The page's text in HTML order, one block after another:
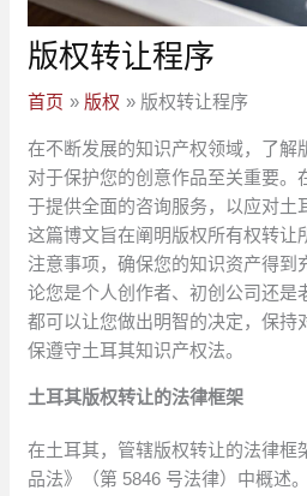
版权转让程序
首页 版权 版权转让程序
在不断发展的知识产权领域，了解
对于保护您的创意作品至关重要。
于提供全面的咨询服务，以应对土
这篇博文旨在阐明版权所有权转让
注意事项，确保您的知识资产得到
论您是个人创作者、初创公司还是
都可以让您做出明智的决定，保持
保遵守土耳其知识产权法。
土耳其版权转让的法律框架
在土耳其，管辖版权转让的法律框
品法》（第 5846 号法律）中概述